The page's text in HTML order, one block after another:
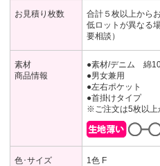
お見積り枚数
合計５枚以上から
低ロットが異なる
要相談）
素材
商品情報
●素材/デニム 綿
●男女兼用
●左右ポケット
●首掛けタイプ
※ご注文は5枚以上
色･サイズ 1色 F